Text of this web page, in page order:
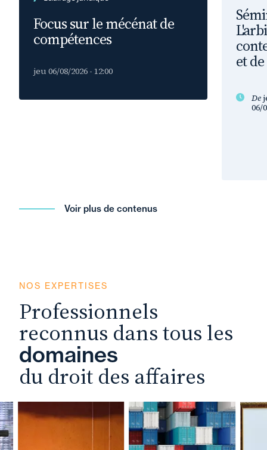
Focus sur le mécénat de
compétences
jeu 06/08/2026 - 12:00
et
De
06/
Voir plus de contenus
NOS EXPERTISES
Professionnels
reconnus dans tous les
domaines
du droit des affaires